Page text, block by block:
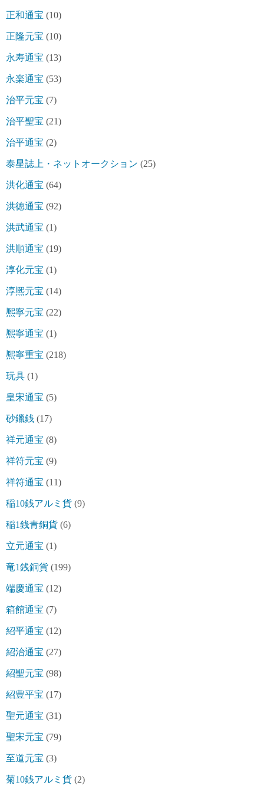
正和通宝 (10)
正隆元宝 (10)
永寿通宝 (13)
永楽通宝 (53)
治平元宝 (7)
治平聖宝 (21)
治平通宝 (2)
泰星誌上・ネットオークション (25)
洪化通宝 (64)
洪徳通宝 (92)
洪武通宝 (1)
洪順通宝 (19)
淳化元宝 (1)
淳熈元宝 (14)
熈寧元宝 (22)
熈寧通宝 (1)
熈寧重宝 (218)
玩具 (1)
皇宋通宝 (5)
砂鑞銭 (17)
祥元通宝 (8)
祥符元宝 (9)
祥符通宝 (11)
稲10銭アルミ貨 (9)
稲1銭青銅貨 (6)
立元通宝 (1)
竜1銭銅貨 (199)
端慶通宝 (12)
箱館通宝 (7)
紹平通宝 (12)
紹治通宝 (27)
紹聖元宝 (98)
紹豊平宝 (17)
聖元通宝 (31)
聖宋元宝 (79)
至道元宝 (3)
菊10銭アルミ貨 (2)